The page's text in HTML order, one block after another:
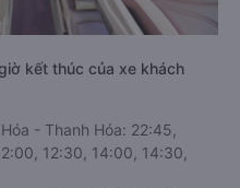
kết thúc của xe khách
- Thanh Hóa: 22:45,
12:30, 14:00, 14:30,